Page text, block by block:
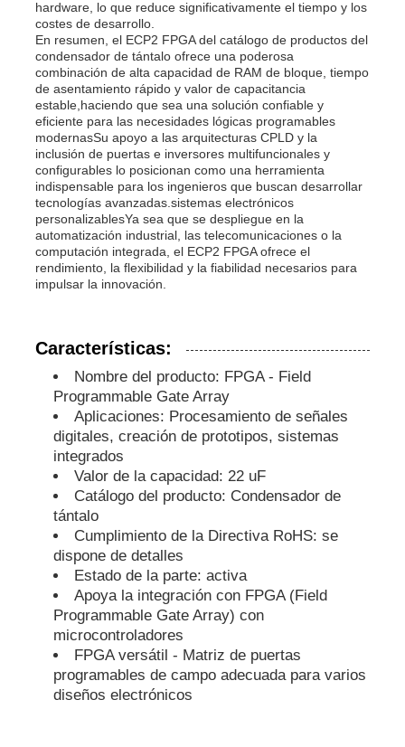
Unidad del microcontrolador de MCU
Sistema SOC en el chip
IC de la unidad MPU
CPLD PLD
Detector térmico infrarrojo
Chip de memoria de la COPITA
microprocesador del eeprom
Chip PSRAM
El chip SRAM
No hay flash
Circuito integrado EPROM
hardware, lo que reduce significativamente el tiempo y los
costes de desarrollo.
En resumen, el ECP2 FPGA del catálogo de productos del
condensador de tántalo ofrece una poderosa
combinación de alta capacidad de RAM de bloque, tiempo
de asentamiento rápido y valor de capacitancia
estable,haciendo que sea una solución confiable y
eficiente para las necesidades lógicas programables
modernasSu apoyo a las arquitecturas CPLD y la
inclusión de puertas e inversores multifuncionales y
configurables lo posicionan como una herramienta
indispensable para los ingenieros que buscan desarrollar
tecnologías avanzadas.sistemas electrónicos
personalizablesYa sea que se despliegue en la
automatización industrial, las telecomunicaciones o la
computación integrada, el ECP2 FPGA ofrece el
rendimiento, la flexibilidad y la fiabilidad necesarios para
impulsar la innovación.
Características:
Nombre del producto: FPGA - Field
Programmable Gate Array
Aplicaciones: Procesamiento de señales
digitales, creación de prototipos, sistemas
integrados
Valor de la capacidad: 22 uF
Catálogo del producto: Condensador de
tántalo
Cumplimiento de la Directiva RoHS: se
dispone de detalles
Estado de la parte: activa
Apoya la integración con FPGA (Field
Programmable Gate Array) con
microcontroladores
FPGA versátil - Matriz de puertas
programables de campo adecuada para varios
diseños electrónicos